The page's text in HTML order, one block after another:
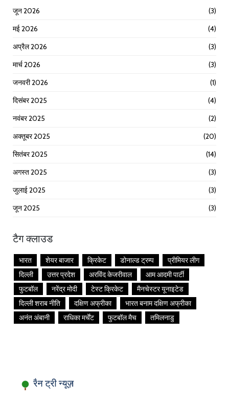
जून 2026
(3)
मई 2026
(4)
अप्रैल 2026
(3)
मार्च 2026
(3)
जनवरी 2026
(1)
दिसंबर 2025
(4)
नवंबर 2025
(2)
अक्तूबर 2025
(20)
सितंबर 2025
(14)
अगस्त 2025
(3)
जुलाई 2025
(3)
जून 2025
(3)
टैग क्लाउड
भारत शेयर बाजार क्रिकेट डोनाल्ड ट्रम्प
प्रीमियर लीग
दिल्ली
उत्तर प्रदेश अरविंद केजरीवाल
आम आदमी पार्टी
फुटबॉल
नरेंद्र मोदी टेस्ट क्रिकेट
मैनचेस्टर यूनाइटेड
दिल्ली शराब नीति
दक्षिण अफ्रीका
भारत बनाम दक्षिण अफ्रीका
अनंत अंबानी
राधिका मर्चेंट फुटबॉल मैच तमिलनाडु